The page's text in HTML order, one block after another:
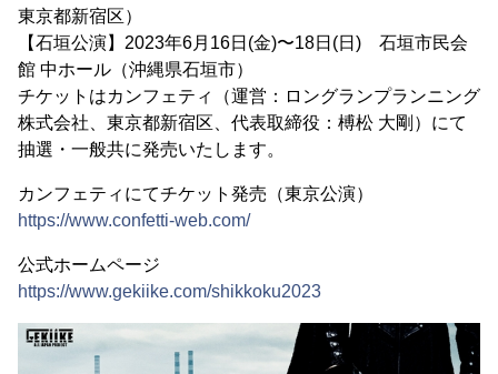
東京都新宿区）
【石垣公演】2023年6月16日(金)〜18日(日) 石垣市民会
館 中ホール（沖縄県石垣市）
チケットはカンフェティ（運営：ロングランプランニング
株式会社、東京都新宿区、代表取締役：榑松 ⼤剛）にて
抽選・一般共に発売いたします。
カンフェティにてチケット発売（東京公演）
https://www.confetti-web.com/
公式ホームページ
https://www.gekiike.com/shikkoku2023